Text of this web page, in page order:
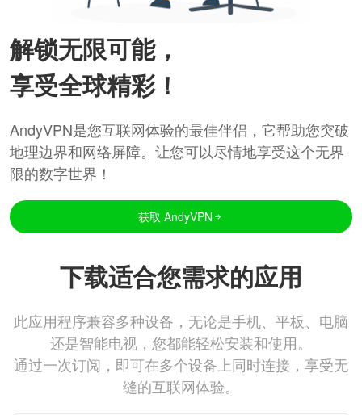
解锁无限可能，
享受全球精彩！
AndyVPN是您互联网体验的最佳伴侣，它帮助您突破
地理边界和网络屏障。让您可以尽情地享受这个无界
限的数字世界！
获取 AndyVPN
下载适合您需求的应用
此应用程序兼容多种设备，无论是手机、平板、电脑
还是智能电视，您都能轻松安装和使用。
通过一次订阅，即可在多个设备上同时连接，享受无
缝的互联网体验。